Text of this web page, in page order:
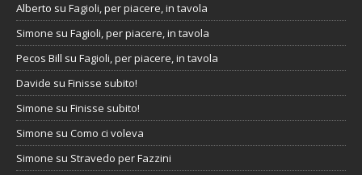
Alberto su Fagioli, per piacere, in tavola
Simone su Fagioli, per piacere, in tavola
Pecos Bill su Fagioli, per piacere, in tavola
Davide su Finisse subito!
Simone su Finisse subito!
Simone su Como ci voleva
Simone su Stravedo per Fazzini